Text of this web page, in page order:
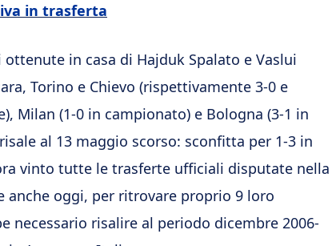
in trasferta
in casa di Hajduk Spalato e Vaslui
Torino e Chievo (rispettivamente 3-0 e
Milan (1-0 in campionato) e Bologna (3-1 in
al 13 maggio scorso: sconfitta per 1-3 in
vinto tutte le trasferte ufficiali disputate nella
anche oggi, per ritrovare proprio 9 loro
necessario risalire al periodo dicembre 2006-